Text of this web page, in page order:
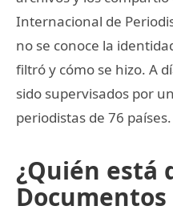
Internacional de
no se conoce la
filtró y cómo se hizo. A
sido supervisados por
periodistas de 76 países.
¿Quién está
Documentos